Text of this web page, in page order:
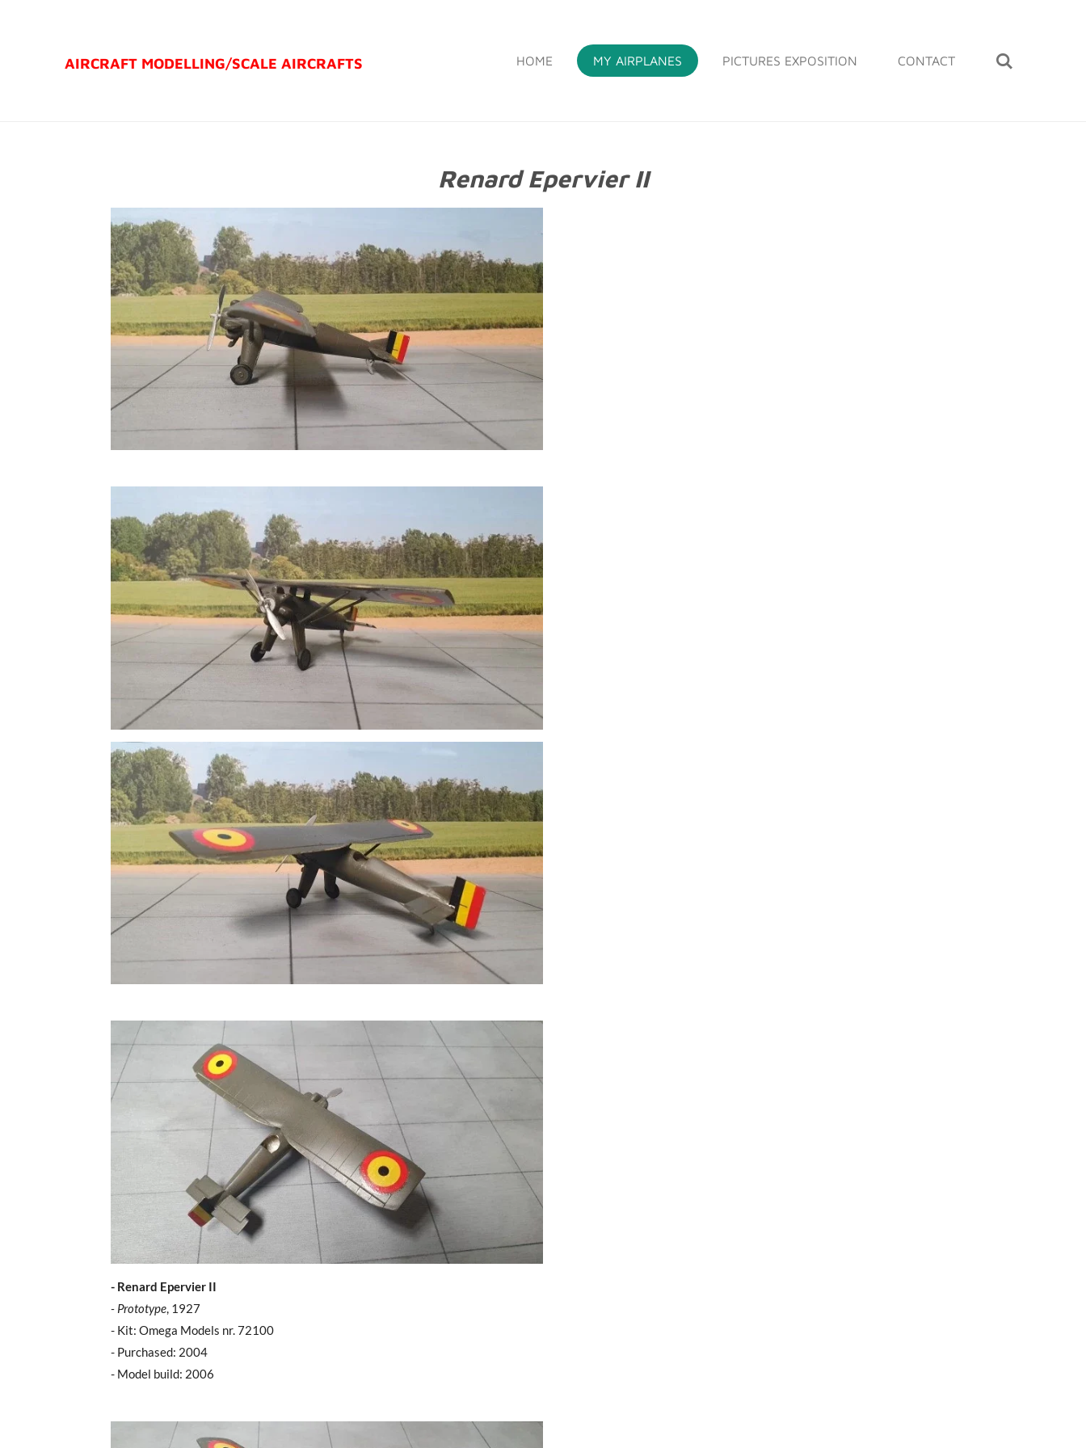
AIRCRAFT MODELLING/SCALE AIRCRAFTS HOME MY AIRPLANES PICTURES EXPOSITION CONTACT
Renard Epervier II
- Renard Epervier II
- Prototype, 1927
- Kit: Omega Models nr. 72100
- Purchased: 2004
- Model build: 2006